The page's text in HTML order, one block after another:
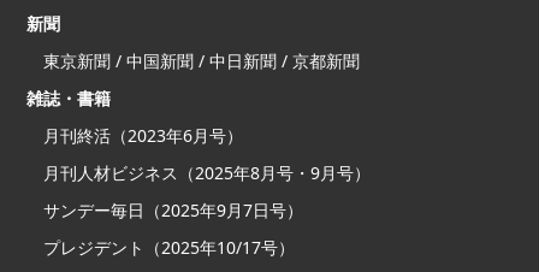
新聞
東京新聞 / 中国新聞 / 中日新聞 / 京都新聞
雑誌・書籍
月刊終活（2023年6月号）
月刊人材ビジネス（2025年8月号・9月号）
サンデー毎日（2025年9月7日号）
プレジデント（2025年10/17号）